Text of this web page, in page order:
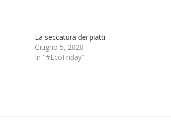
La seccatura dei piatti
Giugno 5, 2020
In "#EcoFriday"